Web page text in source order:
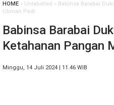
HOME » Unlabelled » Babinsa Barabai
Ubinan Padi
Babinsa Barabai
Ketahanan Pangan
Minggu, 14 Juli 2024 | 11.46 WIB